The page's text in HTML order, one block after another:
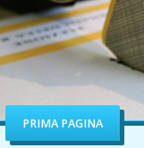
PRIMA PAGINA